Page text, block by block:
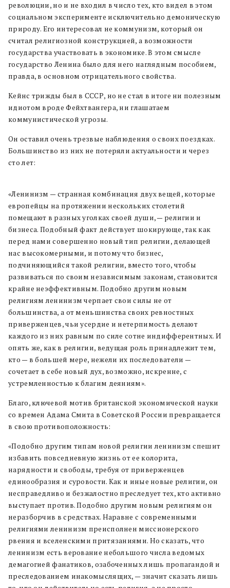
революции, но и не входил в число тех, кто видел в этом
социальном эксперименте исключительно демоническую
природу. Его интересовал не коммунизм, который он
считал религиозной конструкцией, а возможности
государства участвовать в экономике. В этом смысле
государство Ленина было для него наглядным пособием,
правда, в основном отрицательного свойства.
Кейнс трижды был в СССР, но не стал в итоге ни полезным
идиотом вроде Фейхтвангера, ни глашатаем
коммунистической угрозы.
Он оставил очень трезвые наблюдения о своих поездках.
Большинство из них не потеряли актуальности и через
сто лет:
«Ленинизм — странная комбинация двух вещей, которые
европейцы на протяжении нескольких столетий
помещают в разных уголках своей души, — религии и
бизнеса. Подобный факт действует шокирующе, так как
перед нами совершенно новый тип религии, делающей
нас высокомерными, и потому что бизнес,
подчиняющийся такой религии, вместо того, чтобы
развиваться по своим независимым законам, становится
крайне неэффективным. Подобно другим новым
религиям ленинизм черпает свои силы не от
большинства, а от меньшинства своих ревностных
приверженцев, чьи усердие и нетерпимость делают
каждого из них равным по силе сотне индифферентных. И
опять же, как в религии, ведущая роль принадлежит тем,
кто — в большей мере, нежели их последователи —
сочетает в себе новый дух, возможно, искренне, с
устремленностью к благим деяниям».
Благо, ключевой мотив британской экономической науки
со времен Адама Смита в Советской России превращается
в свою противоположность:
«Подобно другим типам новой религии ленинизм спешит
избавить повседневную жизнь от ее колорита,
нарядности и свободы, требуя от приверженцев
единообразия и суровости. Как и иные новые религии, он
несправедливо и безжалостно преследует тех, кто активно
выступает против. Подобно другим новым религиям он
неразборчив в средствах. Наравне с современными
религиями ленинизм преисполнен миссионерского
рвения и вселенскими притязаниями. Но сказать, что
ленинизм есть верование небольшого числа ведомых
демагогией фанатиков, озабоченных лишь пропагандой и
преследованием инакомыслящих, — значит сказать лишь